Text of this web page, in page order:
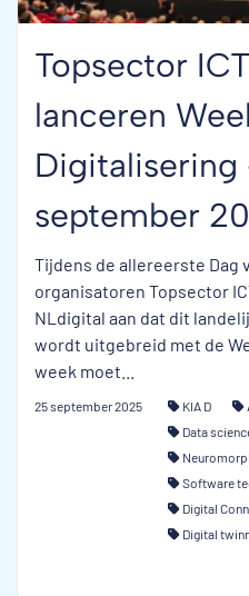
Topsector
lanceren
Digitalisering
september
Tijdens de allereerste Dag
organisatoren Topsector
NLdigital aan dat dit
wordt uitgebreid met de
week moet...
25 september 2025 KIA D
Data
Software
Digital
Digital